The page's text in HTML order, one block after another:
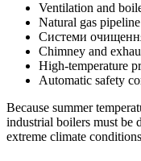
Ventilation and
Natural gas
Системи
Chimney and
High-temperature
Automatic safety
Because summer
industrial boilers must be
extreme climate conditions